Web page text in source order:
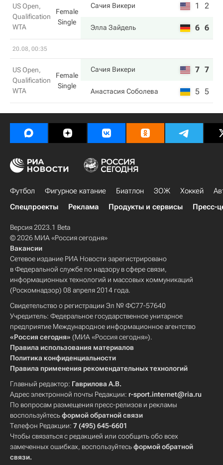
US Open,
Qualification
WTA
Female
Single
Сачия Викери 1 2
Элла Зайдель 6 6
20.08, 00:35
US Open,
Qualification
WTA
Female
Single
Сачия Викери 7 7
Анастасия Соболева 5 5
Футбол Фигурное катание Биатлон ЗОЖ Хоккей
Спецпроекты
Реклама Продукты и сервисы Пресс-
Версия 2023.1 Beta
© 2026 МИА «Россия сегодня»
Вакансии
Сетевое издание РИА Новости зарегистрировано
в Федеральной службе по надзору в сфере связи,
информационных технологий и массовых коммуникаций
(Роскомнадзор) 08 апреля 2014 года.
Свидетельство о регистрации Эл № ФС77-57640
Учредитель: Федеральное государственное унитарное
предприятие Международное информационное агентство
«Россия сегодня» (МИА «Россия сегодня»).
Правила использования материалов
Политика конфиденциальности
Правила применения рекомендательных технологий
Главный редактор: Гаврилова А.В.
Адрес электронной почты Редакции: r-sport.internet@ria.ru
По вопросам размещения пресс-релизов и рекламы
воспользуйтесьформой обратной связи
Телефон Редакции: 7 (495) 645-6601
Чтобы связаться с редакцией или сообщить обо всех
замеченных ошибках, воспользуйтесьформой обратной
связи.